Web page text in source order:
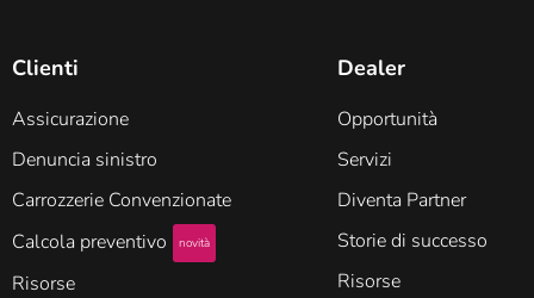
Clienti
Assicurazione
Denuncia sinistro
Carrozzerie Convenzionate
Calcola preventivo
novità
Risorse
Dealer
Opportunità
Servizi
Diventa Partner
Storie di successo
Risorse